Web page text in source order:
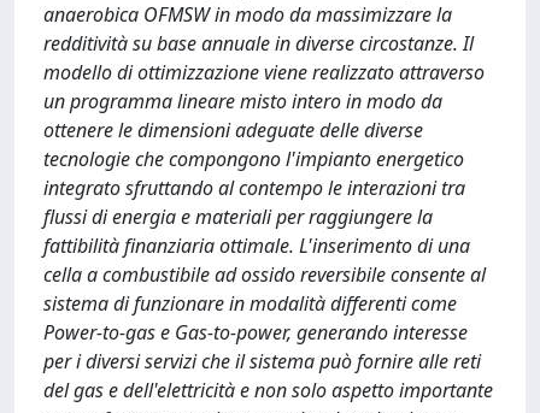
anaerobica OFMSW in modo da massimizzare la
redditività su base annuale in diverse circostanze. Il
modello di ottimizzazione viene realizzato attraverso
un programma lineare misto intero in modo da
ottenere le dimensioni adeguate delle diverse
tecnologie che compongono l'impianto energetico
integrato sfruttando al contempo le interazioni tra
flussi di energia e materiali per raggiungere la
fattibilità finanziaria ottimale. L'inserimento di una
cella a combustibile ad ossido reversibile consente al
sistema di funzionare in modalità differenti come
Power-to-gas e Gas-to-power, generando interesse
per i diversi servizi che il sistema può fornire alle reti
del gas e dell'elettricità e non solo aspetto importante